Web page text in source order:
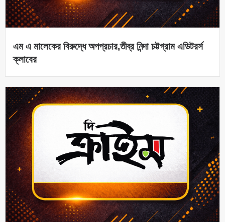
এম এ মালেকের বিরুদ্ধে অপপ্রচার,তীব্র নিন্দা চট্টগ্রাম এডিটরর্স
ক্লাবের